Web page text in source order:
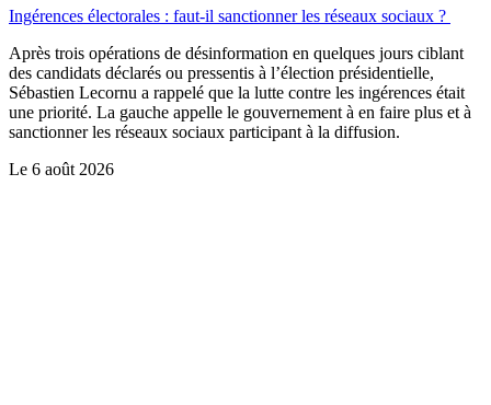
Ingérences électorales : faut-il sanctionner les réseaux sociaux ?
Après trois opérations de désinformation en quelques jours ciblant
des candidats déclarés ou pressentis à l’élection présidentielle,
Sébastien Lecornu a rappelé que la lutte contre les ingérences était
une priorité. La gauche appelle le gouvernement à en faire plus et à
sanctionner les réseaux sociaux participant à la diffusion.
Le 6 août 2026